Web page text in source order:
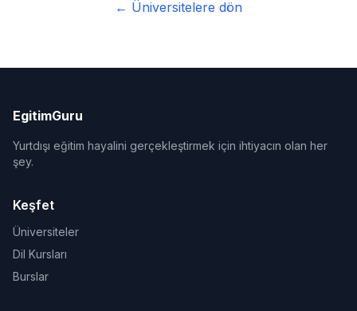
← Üniversitelere dön
EgitimGuru
Yurtdışı eğitim hayalini gerçekleştirmek için ihtiyacın olan her
şey.
Keşfet
Üniversiteler
Dil Kursları
Burslar